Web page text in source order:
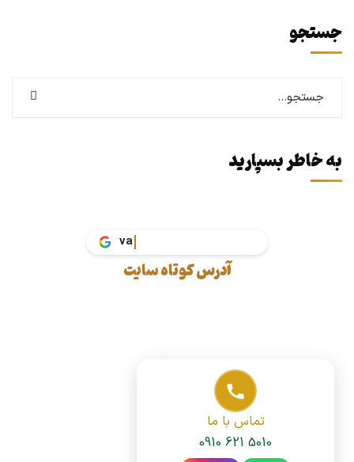
جستجو
به خاطر بسپارید
آدرس کوتاه سایت
تماس با ما
0910 621 5010